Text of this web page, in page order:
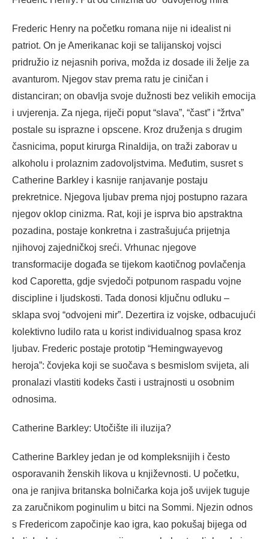
Frederic Henry na početku romana nije ni idealist ni
patriot. On je Amerikanac koji se talijanskoj vojsci
pridružio iz nejasnih poriva, možda iz dosade ili želje za
avanturom. Njegov stav prema ratu je ciničan i
distanciran; on obavlja svoje dužnosti bez velikih emocija
i uvjerenja. Za njega, riječi poput “slava”, “čast” i “žrtva”
postale su isprazne i opscene. Kroz druženja s drugim
časnicima, poput kirurga Rinaldija, on traži zaborav u
alkoholu i prolaznim zadovoljstvima. Međutim, susret s
Catherine Barkley i kasnije ranjavanje postaju
prekretnice. Njegova ljubav prema njoj postupno razara
njegov oklop cinizma. Rat, koji je isprva bio apstraktna
pozadina, postaje konkretna i zastrašujuća prijetnja
njihovoj zajedničkoj sreći. Vrhunac njegove
transformacije događa se tijekom kaotičnog povlačenja
kod Caporetta, gdje svjedoči potpunom raspadu vojne
discipline i ljudskosti. Tada donosi ključnu odluku –
sklapa svoj “odvojeni mir”. Dezertira iz vojske, odbacujući
kolektivno ludilo rata u korist individualnog spasa kroz
ljubav. Frederic postaje prototip “Hemingwayevog
heroja”: čovjeka koji se suočava s besmislom svijeta, ali
pronalazi vlastiti kodeks časti i ustrajnosti u osobnim
odnosima.
Catherine Barkley: Utočište ili iluzija?
Catherine Barkley jedan je od kompleksnijih i često
osporavanih ženskih likova u književnosti. U početku,
ona je ranjiva britanska bolničarka koja još uvijek tuguje
za zaručnikom poginulim u bitci na Sommi. Njezin odnos
s Fredericom započinje kao igra, kao pokušaj bijega od